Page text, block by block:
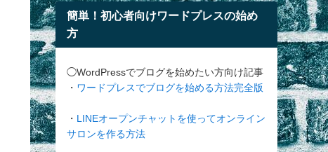
簡単！初心者向けワードプレスの始め
方
◯WordPressでブログを始めたい方向け記事
・ ワードプレスでブログを始める方法完全版
・ LINEオープンチャットを使ってオンライン
サロンを作る方法